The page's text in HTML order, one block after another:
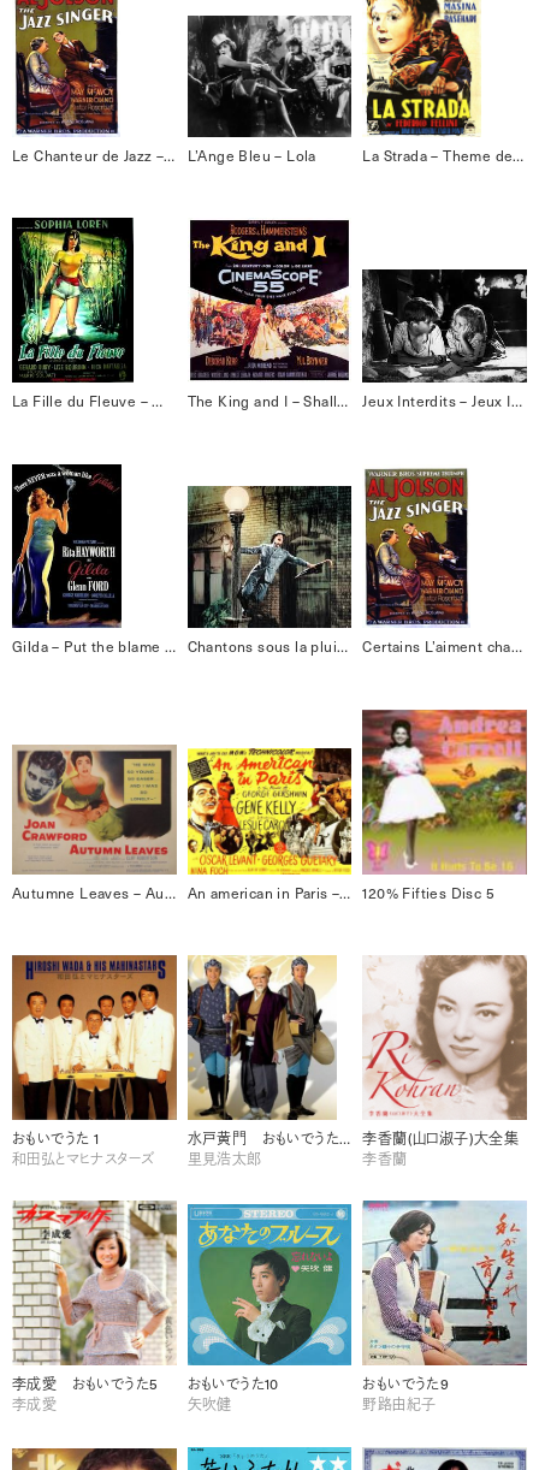
Le Chanteur de Jazz – Swanee L’Ange Bleu – Lola La Strada – Theme de la Strada
La Fille du Fleuve – Mambo Bacan The King and I – Shall we dance Jeux Interdits – Jeux Interdits
Gilda – Put the blame on name Chantons sous la pluie – Singing in the rain Certains L’aiment chaud – I wanna be loved by you
Autumne Leaves – Autumne Leaves An american in Paris – It’s wonderful 120% Fifties Disc 5
おもいでうた 1
和田弘とマヒナスターズ
水戸黄門 おもいでうた10
里見浩太郎
李香蘭(山口淑子)大全集
李香蘭
李成愛 おもいでうた5
李成愛
おもいでうた10
矢吹健
おもいでうた9
野路由紀子